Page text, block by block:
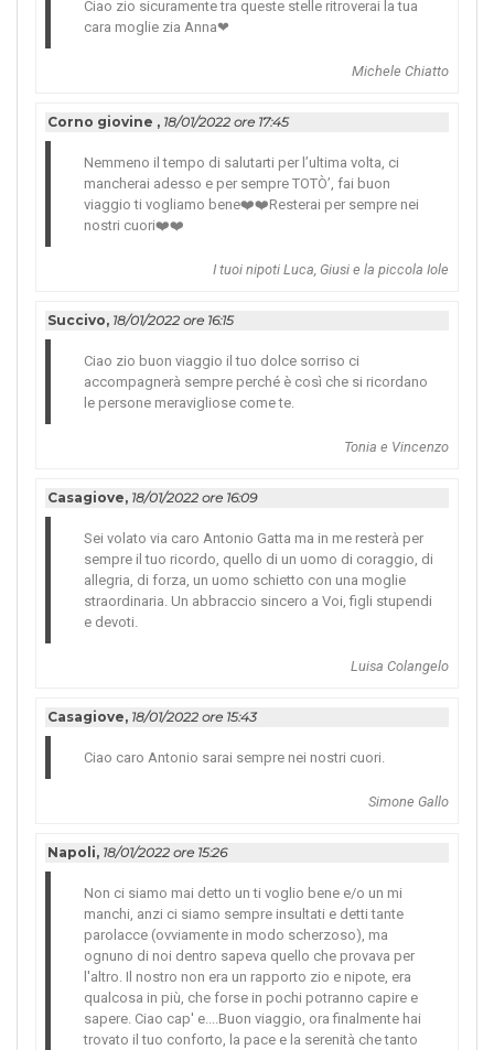
Ciao zio sicuramente tra queste stelle ritroverai la tua
cara moglie zia Anna❤
Michele Chiatto
Corno giovine , 18/01/2022 ore 17:45
Nemmeno il tempo di salutarti per l’ultima volta, ci
mancherai adesso e per sempre TOTÒ’, fai buon
viaggio ti vogliamo bene❤️❤️Resterai per sempre nei
nostri cuori❤️❤️
I tuoi nipoti Luca, Giusi e la piccola Iole
Succivo, 18/01/2022 ore 16:15
Ciao zio buon viaggio il tuo dolce sorriso ci
accompagnerà sempre perché è così che si ricordano
le persone meravigliose come te.
Tonia e Vincenzo
Casagiove, 18/01/2022 ore 16:09
Sei volato via caro Antonio Gatta ma in me resterà per
sempre il tuo ricordo, quello di un uomo di coraggio, di
allegria, di forza, un uomo schietto con una moglie
straordinaria. Un abbraccio sincero a Voi, figli stupendi
e devoti.
Luisa Colangelo
Casagiove, 18/01/2022 ore 15:43
Ciao caro Antonio sarai sempre nei nostri cuori.
Simone Gallo
Napoli, 18/01/2022 ore 15:26
Non ci siamo mai detto un ti voglio bene e/o un mi
manchi, anzi ci siamo sempre insultati e detti tante
parolacce (ovviamente in modo scherzoso), ma
ognuno di noi dentro sapeva quello che provava per
l'altro. Il nostro non era un rapporto zio e nipote, era
qualcosa in più, che forse in pochi potranno capire e
sapere. Ciao cap' e....Buon viaggio, ora finalmente hai
trovato il tuo conforto, la pace e la serenità che tanto